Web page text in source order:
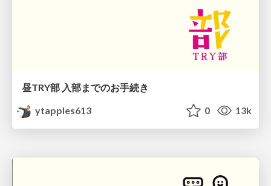
昼TRY部 入部までのお手続き
ytapples613
0 13k